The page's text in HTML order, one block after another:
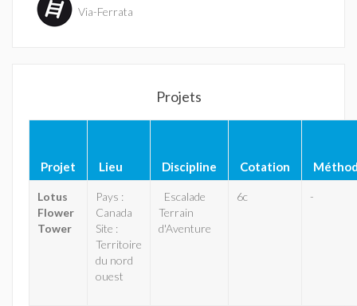
Via-Ferrata
Projets
Projet Lieu Discipline Cotation
Lotus
Flower
Tower
Pays :
Canada
Site :
Territoire
du nord
ouest
Escalade
Terrain
d'Aventure
6c -